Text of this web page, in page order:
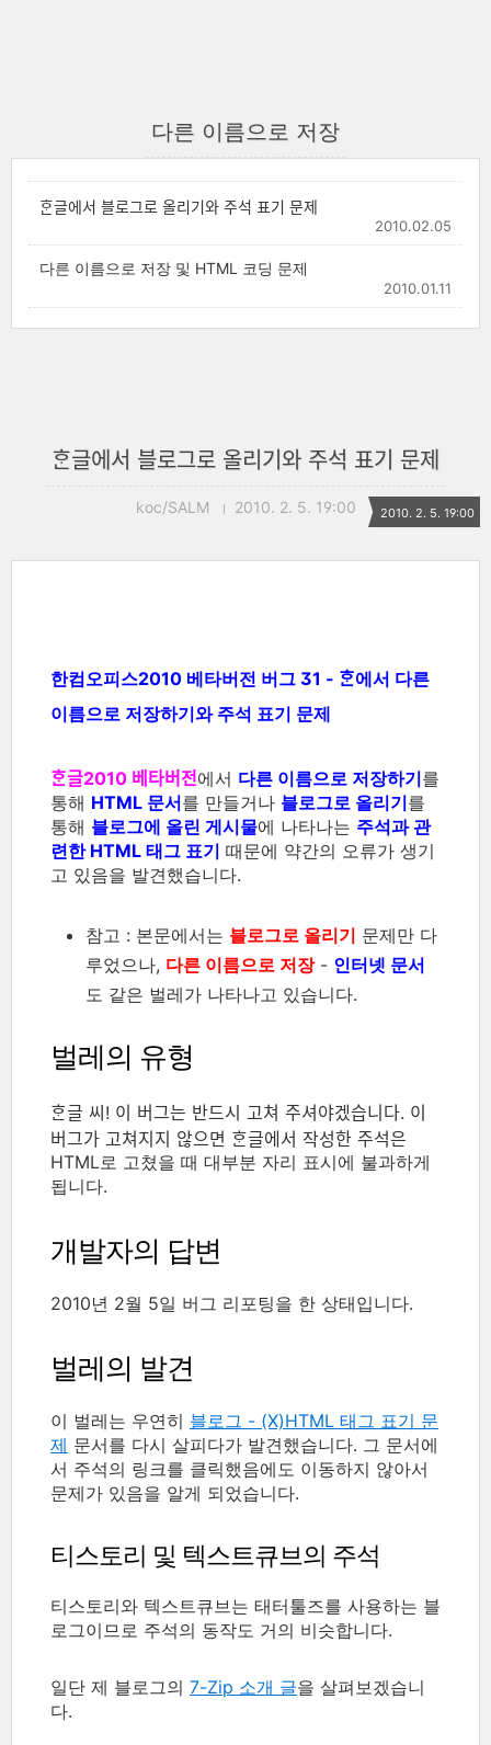
다른 이름으로 저장
ᄒᆞᆫ글에서 블로그로 올리기와 주석 표기 문제
2010.02.05
다른 이름으로 저장 및 HTML 코딩 문제
2010.01.11
ᄒᆞᆫ글에서 블로그로 올리기와 주석 표기 문제
koc/SALM 2010. 2. 5. 19:00 2010. 2. 5. 19:00
한컴오피스2010 베타버전 버그 31 - ᄒᆞᆫ에서 다른
이름으로 저장하기와 주석 표기 문제
ᄒᆞᆫ글2010 베타버전에서 다른 이름으로 저장하기를
통해 HTML 문서를 만들거나 블로그로 올리기를
통해 블로그에 올린 게시물에 나타나는 주석과 관
련한 HTML 태그 표기 때문에 약간의 오류가 생기
고 있음을 발견했습니다.
참고 : 본문에서는 블로그로 올리기 문제만 다
루었으나, 다른 이름으로 저장- 인터넷 문서
도 같은 벌레가 나타나고 있습니다.
벌레의 유형
ᄒᆞᆫ글 씨! 이 버그는 반드시 고쳐 주셔야겠습니다. 이
버그가 고쳐지지 않으면 ᄒᆞᆫ글에서 작성한 주석은
HTML로 고쳤을 때 대부분 자리 표시에 불과하게
됩니다.
개발자의 답변
2010년 2월 5일 버그 리포팅을 한 상태입니다.
벌레의 발견
이 벌레는 우연히 블로그 - (X)HTML 태그 표기 문
제 문서를 다시 살피다가 발견했습니다. 그 문서에
서 주석의 링크를 클릭했음에도 이동하지 않아서
문제가 있음을 알게 되었습니다.
티스토리 및 텍스트큐브의 주석
티스토리와 텍스트큐브는 태터툴즈를 사용하는 블
로그이므로 주석의 동작도 거의 비슷합니다.
일단 제 블로그의 7-Zip 소개 글을 살펴보겠습니
다.